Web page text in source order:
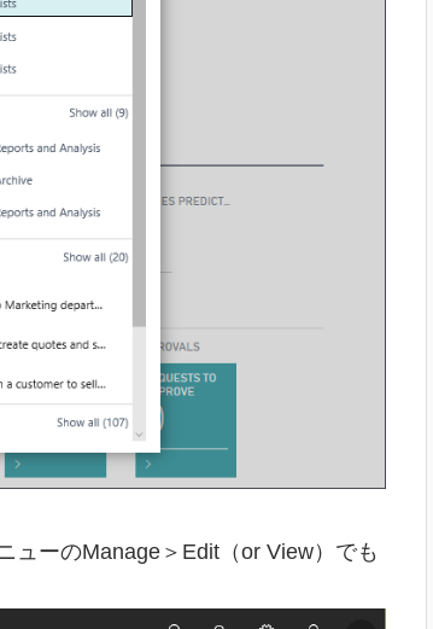
ューのManage＞Edit（or View）でも